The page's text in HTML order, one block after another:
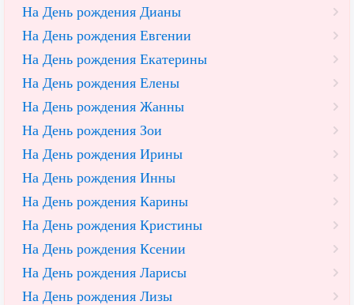
На День рождения Дианы
На День рождения Евгении
На День рождения Екатерины
На День рождения Елены
На День рождения Жанны
На День рождения Зои
На День рождения Ирины
На День рождения Инны
На День рождения Карины
На День рождения Кристины
На День рождения Ксении
На День рождения Ларисы
На День рождения Лизы